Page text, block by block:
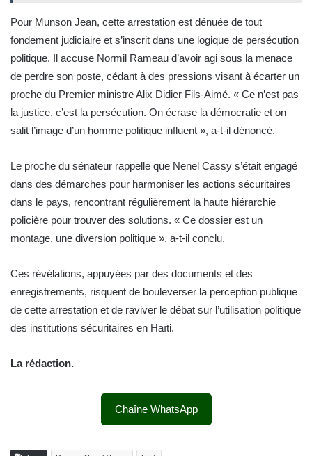
Pour Munson Jean, cette arrestation est dénuée de tout
fondement judiciaire et s’inscrit dans une logique de persécution
politique. Il accuse Normil Rameau d’avoir agi sous la menace
de perdre son poste, cédant à des pressions visant à écarter un
proche du Premier ministre Alix Didier Fils-Aimé. « Ce n’est pas
la justice, c’est la persécution. On écrase la démocratie et on
salit l’image d’un homme politique influent », a-t-il dénoncé.
Le proche du sénateur rappelle que Nenel Cassy s’était engagé
dans des démarches pour harmoniser les actions sécuritaires
dans le pays, rencontrant régulièrement la haute hiérarchie
policière pour trouver des solutions. « Ce dossier est un
montage, une diversion politique », a-t-il conclu.
Ces révélations, appuyées par des documents et des
enregistrements, risquent de bouleverser la perception publique
de cette arrestation et de raviver le débat sur l’utilisation politique
des institutions sécuritaires en Haïti.
La rédaction.
Chaîne WhatsApp